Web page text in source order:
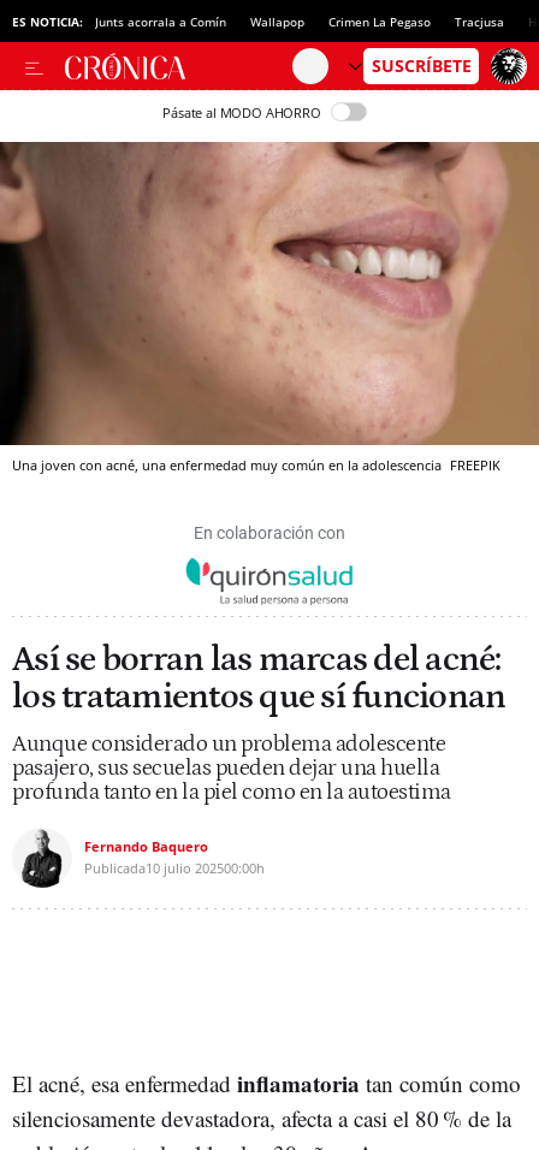
ES NOTICIA: Junts acorrala a Comín Wallapop Crimen La Pegaso Tracjusa
Pásate al MODO AHORRO
Una joven con acné, una enfermedad muy común en la adolescencia FREEPIK
En colaboración con
Así se borran las marcas del acné:
los tratamientos que sí funcionan
Aunque considerado un problema adolescente
pasajero, sus secuelas pueden dejar una huella
profunda tanto en la piel como en la autoestima
Fernando Baquero
Publicada10 julio 202500:00h
El acné, esa enfermedad inflamatoria tan común como
silenciosamente devastadora, afecta a casi el 80 % de la